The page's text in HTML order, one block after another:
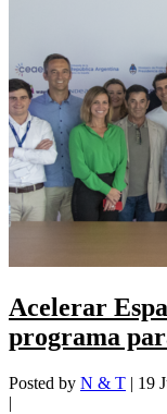
Acelerar
programa
Posted by N & T | 19
|